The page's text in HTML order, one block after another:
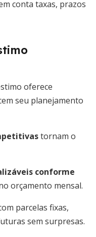
conta taxas, prazos
oferece
seu planejamento
tornam o
conforme
orçamento mensal.
parcelas fixas,
sem surpresas.